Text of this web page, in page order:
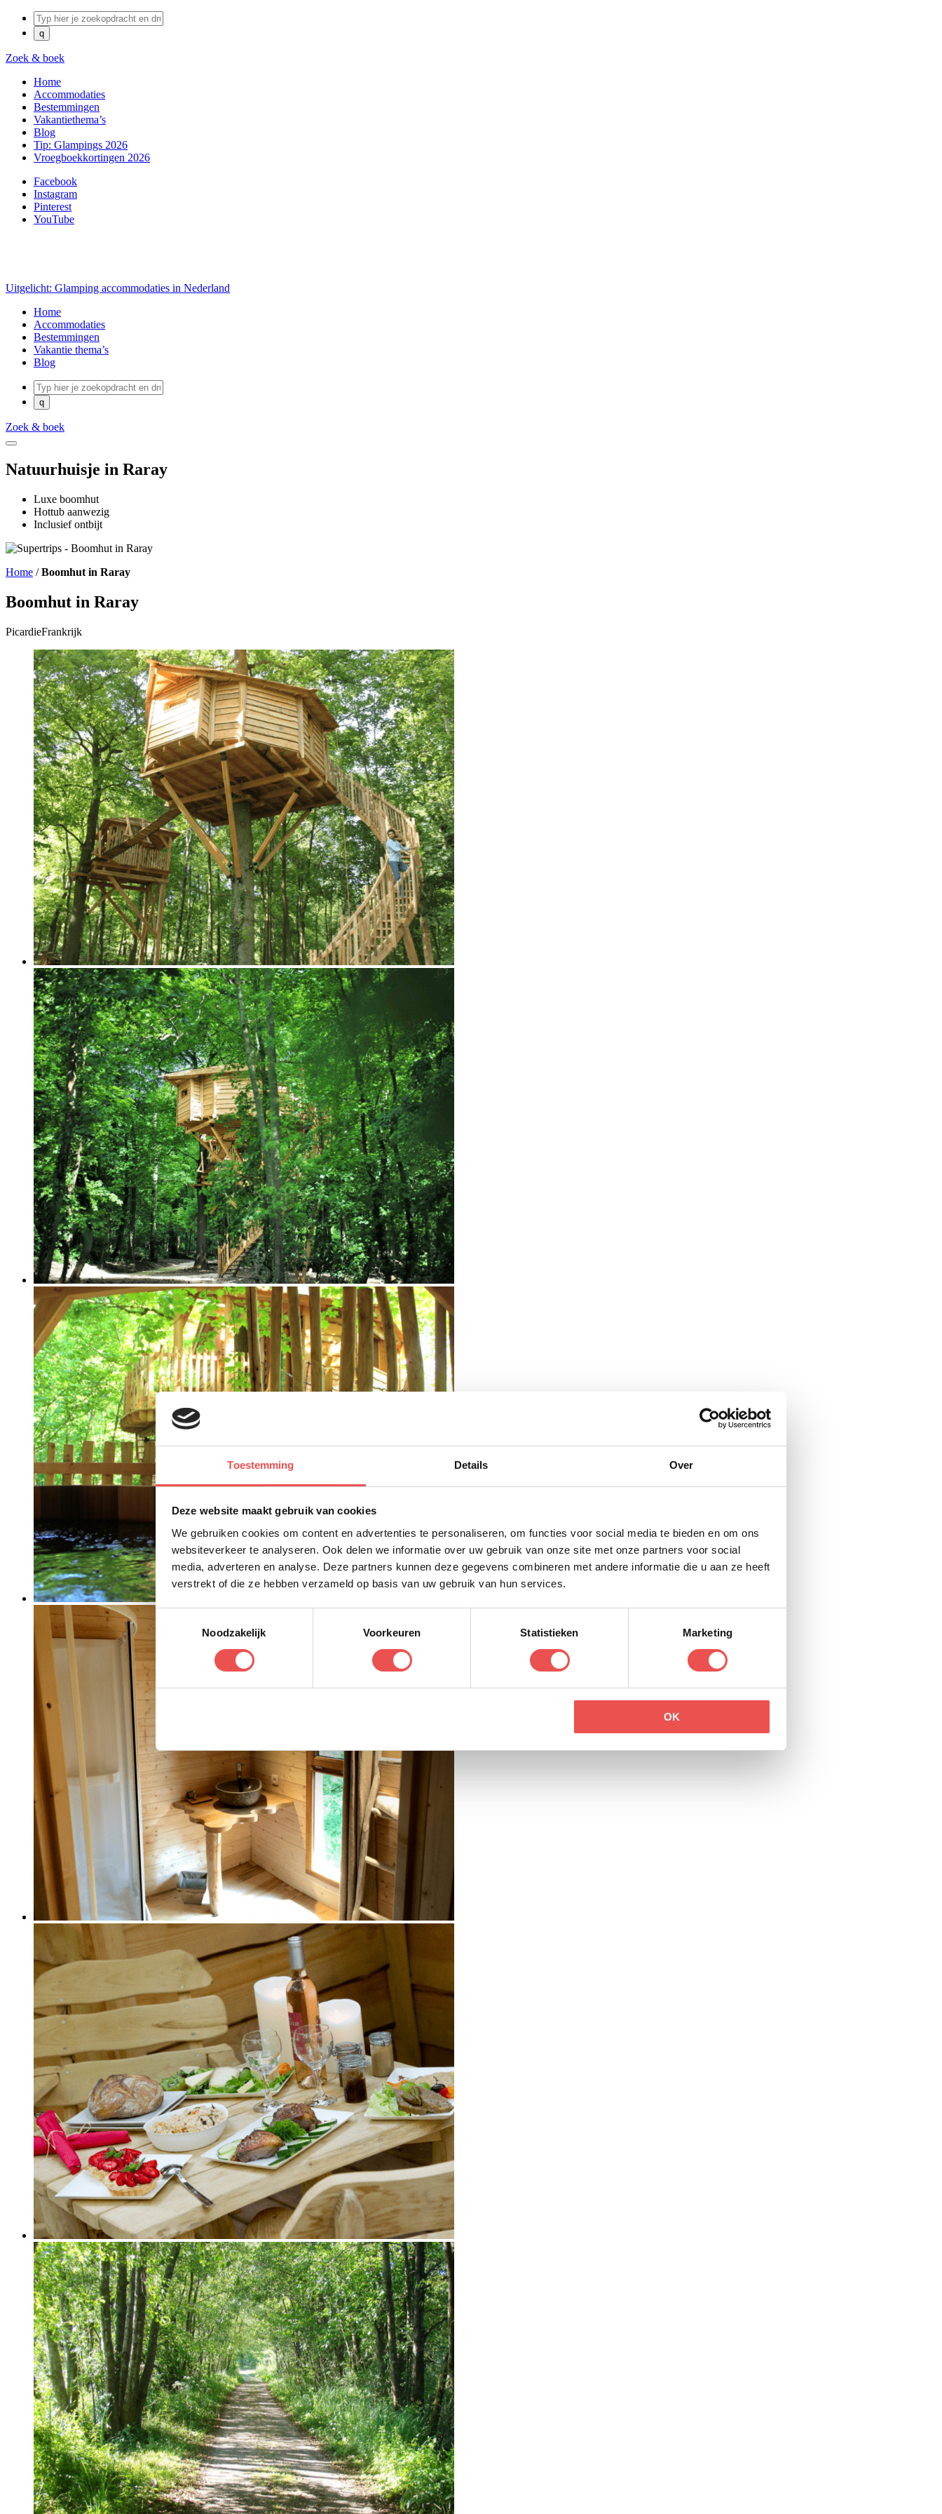
Toestemming Details Over
Deze website maakt gebruik van cookies
We gebruiken cookies om content en advertenties te personaliseren, om functies voor social media te bieden en om ons
websiteverkeer te analyseren. Ook delen we informatie over uw gebruik van onze site met onze partners voor social
media, adverteren en analyse. Deze partners kunnen deze gegevens combineren met andere informatie die u aan ze heeft
verstrekt of die ze hebben verzameld op basis van uw gebruik van hun services.
Noodzakelijk
Voorkeuren Statistieken Marketing
OK
Zoek & boek
Home
Accommodaties
Bestemmingen
Vakantiethema’s
Blog
Tip: Glampings 2026
Vroegboekkortingen 2026
Facebook
Instagram
Pinterest
YouTube
Uitgelicht: Glamping accommodaties in Nederland
Home
Accommodaties
Bestemmingen
Vakantie thema’s
Blog
Zoek & boek
Natuurhuisje in Raray
Luxe boomhut
Hottub aanwezig
Inclusief ontbijt
Home /Boomhut in Raray
Boomhut in Raray
PicardieFrankrijk